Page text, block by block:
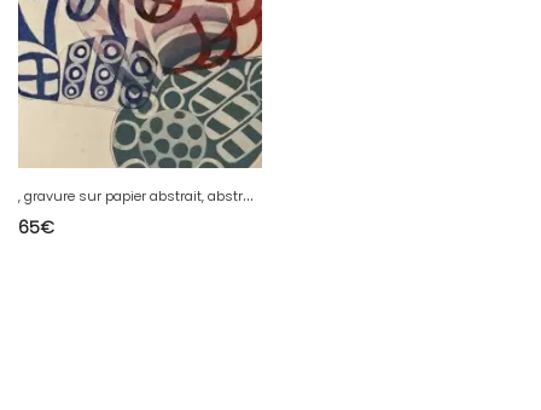
,
gravure sur papier abstrait, abstraction à identifier fleur 1970
65€